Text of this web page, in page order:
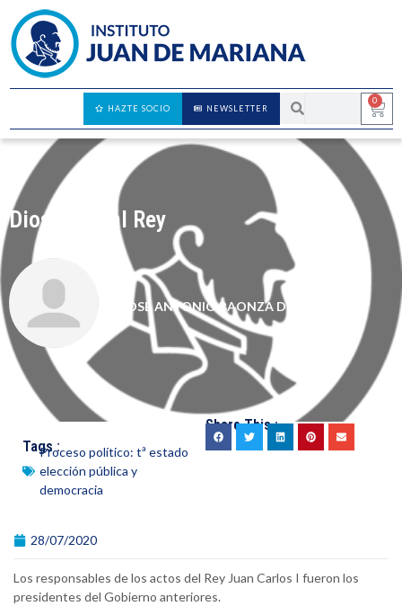
0
NEWSLETTER
HAZTE SOCIO
Dios salve al Rey
JOSE ANTONIO BAONZA DIAZ
Tags :Proceso político: tª estado
elección pública y
democracia
Share This :
28/07/2020
Los responsables de los actos del Rey Juan Carlos I fueron los
presidentes del Gobierno anteriores.